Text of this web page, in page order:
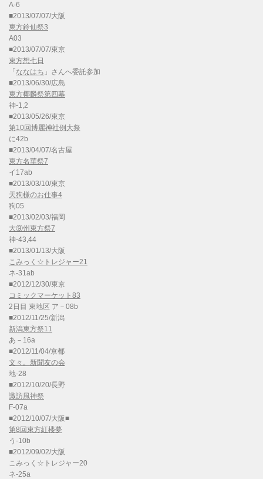
A-6
■2013/07/07/大阪
東方鈴仙祭3
A03
■2013/07/07/東京
東方想七日
「 ななはち 」さんへ委託参加
■2013/06/30/広島
東方椰麟祭第四幕
神-1,2
■2013/05/26/東京
第10回博麗神社例大祭
に42b
■2013/04/07/名古屋
東方名華祭7
イ17ab
■2013/03/10/東京
天狗様のお仕事4
狗05
■2013/02/03/福岡
大⑨州東方祭7
神-43,44
■2013/01/13/大阪
こみっく☆トレジャー21
ネ-31ab
■2012/12/30/東京
コミックマーケット83
2日目 東地区 ア－08b
■2012/11/25/新潟
新潟東方祭11
あ－16a
■2012/11/04/京都
文々。新聞友の会
地-28
■2012/10/20/長野
諏訪風神祭
F-07a
■2012/10/07/大阪■
第8回東方紅楼夢
う-10b
■2012/09/02/大阪
こみっく☆トレジャー20
ネ-25a